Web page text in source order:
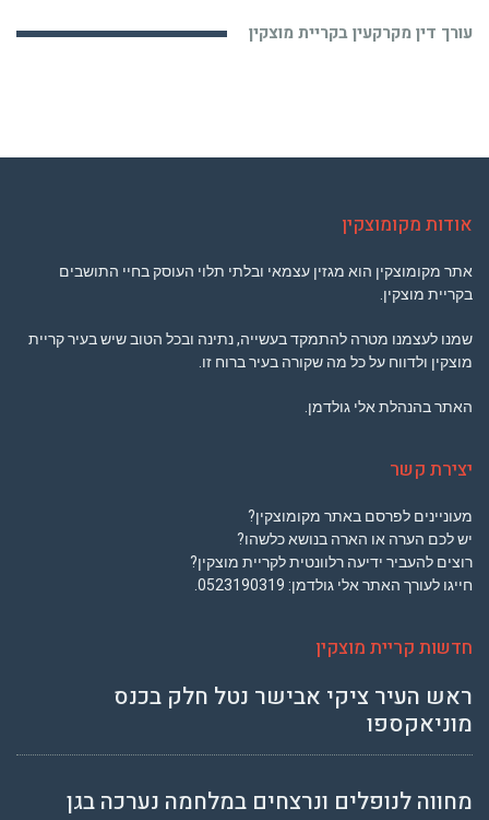
עורך דין מקרקעין בקריית מוצקין
אודות מקומוצקין
אתר מקומוצקין הוא מגזין עצמאי ובלתי תלוי העוסק בחיי התושבים
בקריית מוצקין.
שמנו לעצמנו מטרה להתמקד בעשייה, נתינה ובכל הטוב שיש בעיר קריית
מוצקין ולדווח על כל מה שקורה בעיר ברוח זו.
האתר בהנהלת אלי גולדמן.
יצירת קשר
מעוניינים לפרסם באתר מקומוצקין?
יש לכם הערה או הארה בנושא כלשהו?
רוצים להעביר ידיעה רלוונטית לקריית מוצקין?
חייגו לעורך האתר אלי גולדמן: 0523190319
.
חדשות קריית מוצקין
ראש העיר ציקי אבישר נטל חלק בכנס
מוניאקספו
מחווה לנופלים ונרצחים במלחמה נערכה בגן